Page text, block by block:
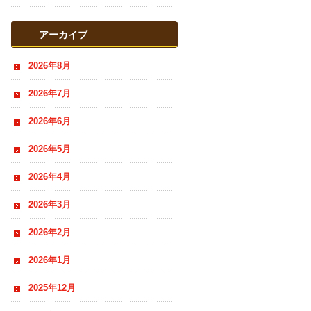
おすすめ情報
アーカイブ
2026年8月
2026年7月
2026年6月
2026年5月
2026年4月
2026年3月
2026年2月
2026年1月
2025年12月